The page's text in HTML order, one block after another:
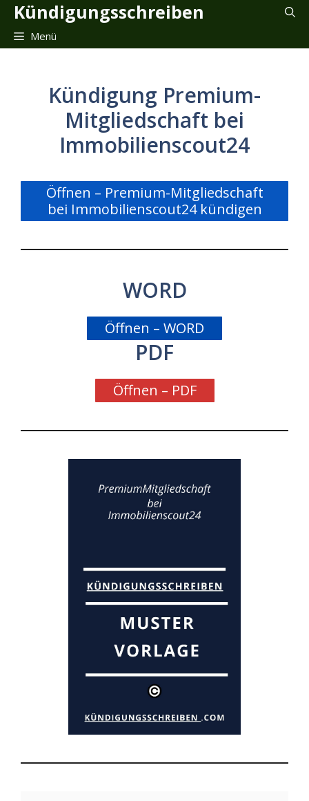
Zum
springen
Kündigungsschreiben
Menü
Kündigung Premium-
Mitgliedschaft bei
Immobilienscout24
Öffnen – Premium-Mitgliedschaft
bei Immobilienscout24 kündigen
WORD
Öffnen – WORD
PDF
Öffnen – PDF